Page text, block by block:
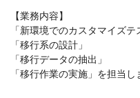
【業務内容】
「新環境でのカスタマイズテ
「移行系の設計」
「移行データの抽出」
「移行作業の実施」を担当し